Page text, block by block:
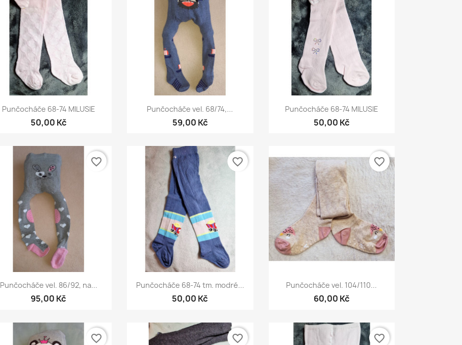
Rychlý náhled
Punčocháče 68-74 MILUSIE
50,00 Kč
Rychlý náhled
Punčocháče vel. 68/74,...
59,00 Kč
Rychlý náhled
Punčocháče 68-74 MILUSIE
50,00 Kč
Rychlý náhled
Punčocháče vel. 86/92, na...
95,00 Kč
favorite_border
Rychlý náhled
Punčocháče 68-74 tm. modré...
50,00 Kč
favorite_border
Rychlý náhled
Punčocháče vel. 104/110...
60,00 Kč
favorite_border
favorite_border favorite_border favorite_border